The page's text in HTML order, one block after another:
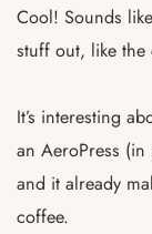
Cool! Sounds
stuff out, like
It’s interesting
an AeroPress
and it already
coffee.